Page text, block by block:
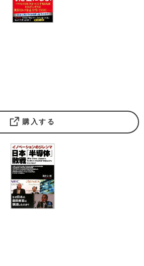
購入する